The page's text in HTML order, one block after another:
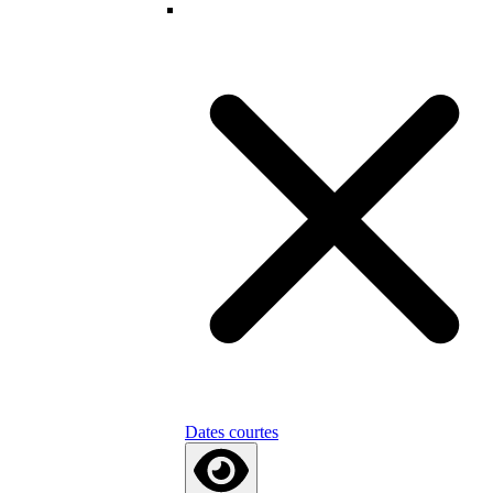
Dates courtes